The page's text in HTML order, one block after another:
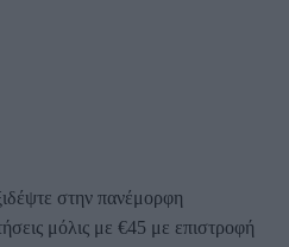
στην πανέμορφη
μόλις με €45 με επιστροφή